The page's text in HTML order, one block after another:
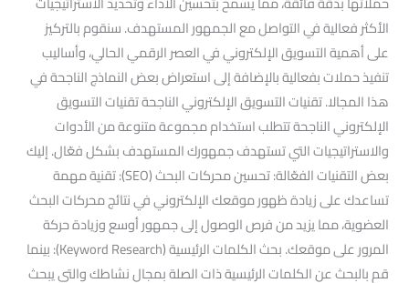
الأكثر فعالية في التواصل مع الجمهور المستهدف. سنقوم بالتركيز
على أهمية التسويق الإلكتروني في العصر الرقمي الحالي، وأساليب
تنفيذ حملات بفعالية بالإضافة إلى استعراض بعض النماذج الناجحة في
هذا المجالا. تقنيات التسويق الإلكتروني الناجحة تقنيات التسويق
الإلكتروني الناجحة تتطلب استخدام مجموعة متنوعة من الأدوات
والاستراتيجيات التي تستهدف جمهورك المستهدف بشكل فعّال. إليك
بعض التقنيات الفعّالة: تحسين محركات البحث (SEO): تقنية مهمة
تساعدك على زيادة ظهور موقعك الإلكتروني في نتائج محركات البحث
العضوية، مما يزيد من فرص الوصول إلى جمهور أوسع وزيادة حركة
المرور على موقعك. بحث الكلمات الرئيسية (Keyword Research): بينما
قم بالبحث عن الكلمات الرئيسية ذات الصلة بمجال نشاطك والتي يبحث